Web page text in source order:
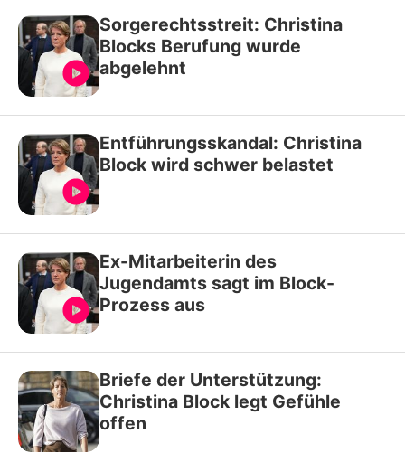
Sorgerechtsstreit: Christina
Blocks Berufung wurde
abgelehnt
Entführungsskandal: Christina
Block wird schwer belastet
Ex-Mitarbeiterin des
Jugendamts sagt im Block-
Prozess aus
Briefe der Unterstützung:
Christina Block legt Gefühle
offen